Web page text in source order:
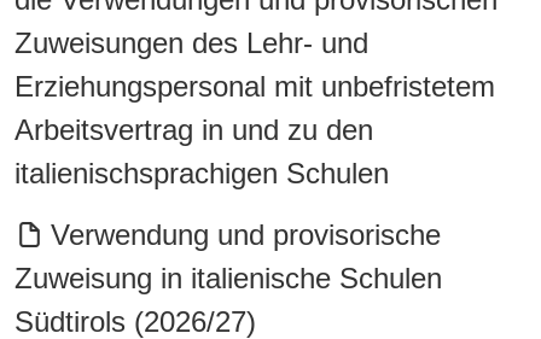
Zuweisungen des Lehr- und
Erziehungspersonal mit unbefristetem
Arbeitsvertrag in und zu den
italienischsprachigen Schulen
Verwendung und provisorische
Zuweisung in italienische Schulen
Südtirols (2026/27)